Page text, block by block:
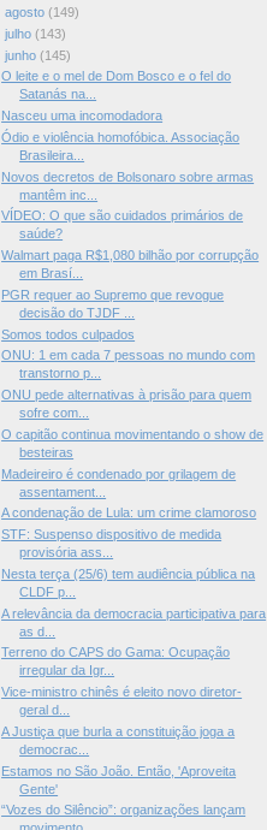
agosto (149)
julho (143)
junho (145)
O leite e o mel de Dom Bosco e o fel do
Satanás na...
Nasceu uma incomodadora
Ódio e violência homofóbica. Associação
Brasileira...
Novos decretos de Bolsonaro sobre armas
mantêm inc...
VÍDEO: O que são cuidados primários de
saúde?
Walmart paga R$1,080 bilhão por corrupção
em Brasí...
PGR requer ao Supremo que revogue
decisão do TJDF ...
Somos todos culpados
ONU: 1 em cada 7 pessoas no mundo com
transtorno p...
ONU pede alternativas à prisão para quem
sofre com...
O capitão continua movimentando o show de
besteiras
Madeireiro é condenado por grilagem de
assentament...
A condenação de Lula: um crime clamoroso
STF: Suspenso dispositivo de medida
provisória ass...
Nesta terça (25/6) tem audiência pública na
CLDF p...
A relevância da democracia participativa para
as d...
Terreno do CAPS do Gama: Ocupação
irregular da Igr...
Vice-ministro chinês é eleito novo diretor-
geral d...
A Justiça que burla a constituição joga a
democrac...
Estamos no São João. Então, 'Aproveita
Gente'
“Vozes do Silêncio”: organizações lançam